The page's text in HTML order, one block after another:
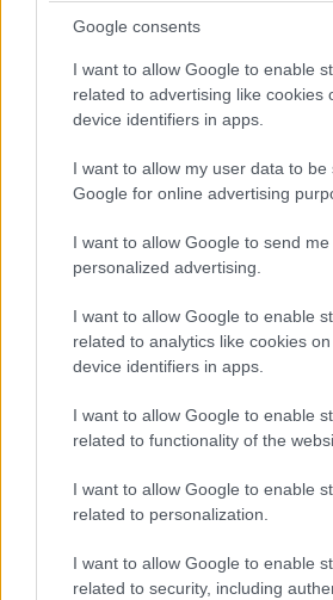
Google consents
I want to allow Google to enable
related to advertising like cookies
device identifiers in apps.
I want to allow my user data to be
Google for online advertising
I want to allow Google to send me
personalized advertising.
I want to allow Google to enable
related to analytics like cookies
device identifiers in apps.
I want to allow Google to enable
related to functionality of the
I want to allow Google to enable
related to personalization.
I want to allow Google to enable
related to security, including
TRENDING
LIFESTYLE06·08·2026 18:51
Χρίστος Κούγιας – Η